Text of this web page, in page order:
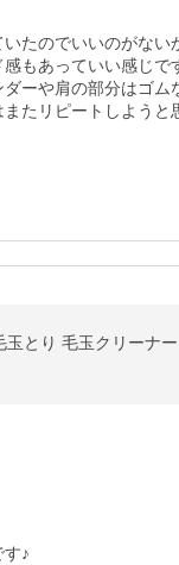
たのでいいのがない
もあっていい感じで
ーや肩の部分はゴム
たリピートしようと
とり 毛玉クリーナ
♪